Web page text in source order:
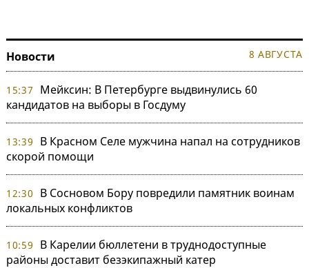
Новости 8 АВГУСТА
15:37
Мейксин: В Петербурге выдвинулись 60
кандидатов на выборы в Госдуму
13:39
В Красном Селе мужчина напал на сотрудников
скорой помощи
12:30
В Сосновом Бору повредили памятник воинам
локальных конфликтов
10:59
В Карелии бюллетени в труднодоступные
районы доставит безэкипажный катер